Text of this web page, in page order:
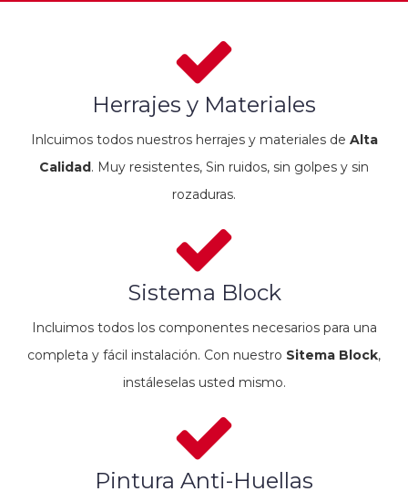
Herrajes y Materiales
Inlcuimos todos nuestros herrajes y materiales de Alta
Calidad. Muy resistentes, Sin ruidos, sin golpes y sin
rozaduras.
Sistema Block
Incluimos todos los componentes necesarios para una
completa y fácil instalación. Con nuestro Sitema Block,
instáleselas usted mismo.
Pintura Anti-Huellas